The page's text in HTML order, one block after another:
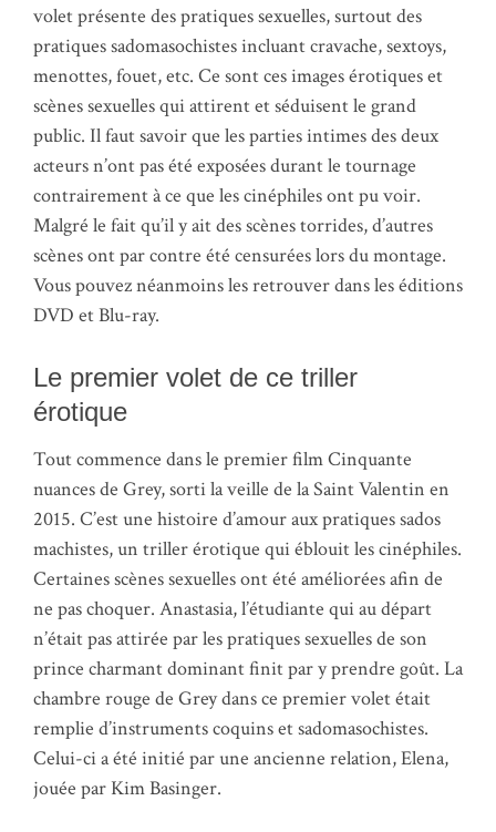
volet présente des pratiques sexuelles, surtout des
pratiques sadomasochistes incluant cravache, sextoys,
menottes, fouet, etc. Ce sont ces images érotiques et
scènes sexuelles qui attirent et séduisent le grand
public. Il faut savoir que les parties intimes des deux
acteurs n’ont pas été exposées durant le tournage
contrairement à ce que les cinéphiles ont pu voir.
Malgré le fait qu’il y ait des scènes torrides, d’autres
scènes ont par contre été censurées lors du montage.
Vous pouvez néanmoins les retrouver dans les éditions
DVD et Blu-ray.
Le premier volet de ce triller
érotique
Tout commence dans le premier film Cinquante
nuances de Grey, sorti la veille de la Saint Valentin en
2015. C’est une histoire d’amour aux pratiques sados
machistes, un triller érotique qui éblouit les cinéphiles.
Certaines scènes sexuelles ont été améliorées afin de
ne pas choquer. Anastasia, l’étudiante qui au départ
n’était pas attirée par les pratiques sexuelles de son
prince charmant dominant finit par y prendre goût. La
chambre rouge de Grey dans ce premier volet était
remplie d’instruments coquins et sadomasochistes.
Celui-ci a été initié par une ancienne relation, Elena,
jouée par Kim Basinger.